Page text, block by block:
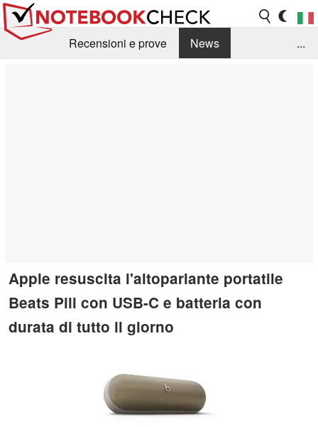
Recensioni e prove
News
...
Apple resuscita l'altoparlante portatile
Beats Pill con USB-C e batteria con
durata di tutto il giorno